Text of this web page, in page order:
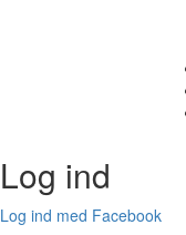
Log ind
Log ind med Facebook